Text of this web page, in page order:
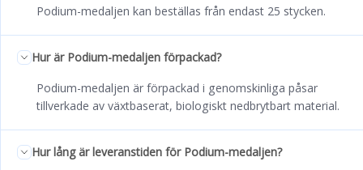
Podium-medaljen kan beställas från endast 25 stycken.
Hur är Podium-medaljen förpackad?
Podium-medaljen är förpackad i genomskinliga påsar
tillverkade av växtbaserat, biologiskt nedbrytbart material.
Hur lång är leveranstiden för Podium-medaljen?